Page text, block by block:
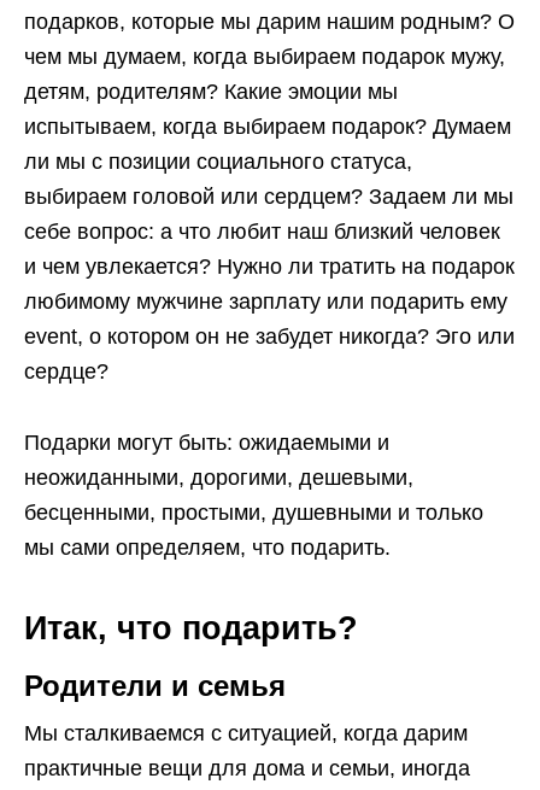
подарков, которые мы дарим нашим родным? О
чем мы думаем, когда выбираем подарок мужу,
детям, родителям? Какие эмоции мы
испытываем, когда выбираем подарок? Думаем
ли мы с позиции социального статуса,
выбираем головой или сердцем? Задаем ли мы
себе вопрос: а что любит наш близкий человек
и чем увлекается? Нужно ли тратить на подарок
любимому мужчине зарплату или подарить ему
event, о котором он не забудет никогда? Эго или
сердце?
Подарки могут быть: ожидаемыми и
неожиданными, дорогими, дешевыми,
бесценными, простыми, душевными и только
мы сами определяем, что подарить.
Итак, что подарить?
Родители и семья
Мы сталкиваемся с ситуацией, когда дарим
практичные вещи для дома и семьи, иногда